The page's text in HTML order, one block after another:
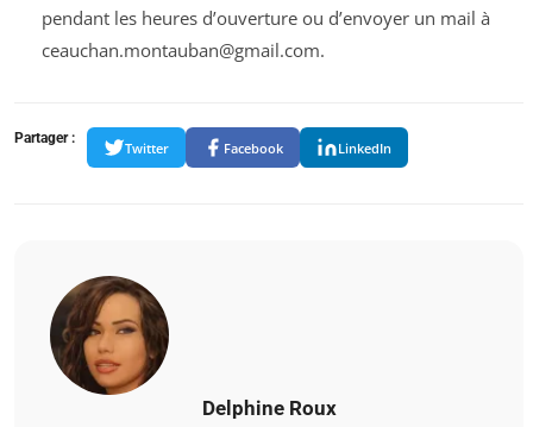
pendant les heures d’ouverture ou d’envoyer un mail à
ceauchan.montauban@gmail.com.
Partager :
Twitter Facebook LinkedIn
Delphine Roux